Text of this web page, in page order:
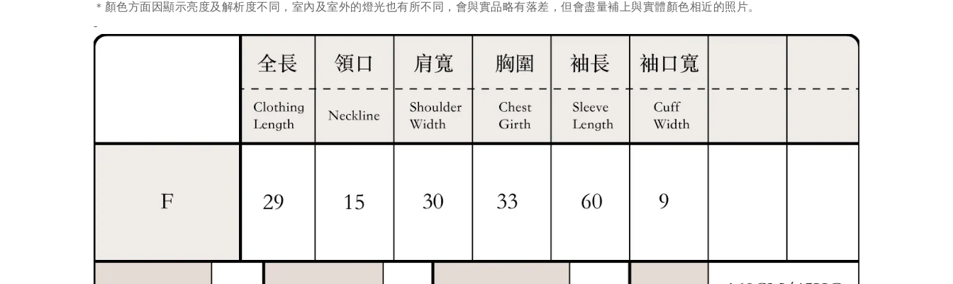
＊ 顏色方面因顯示亮度及解析度不同，室內及室外的燈光也有所不同，會與實品略有落差，但會盡量補上與實體顏色相近的照片。
-